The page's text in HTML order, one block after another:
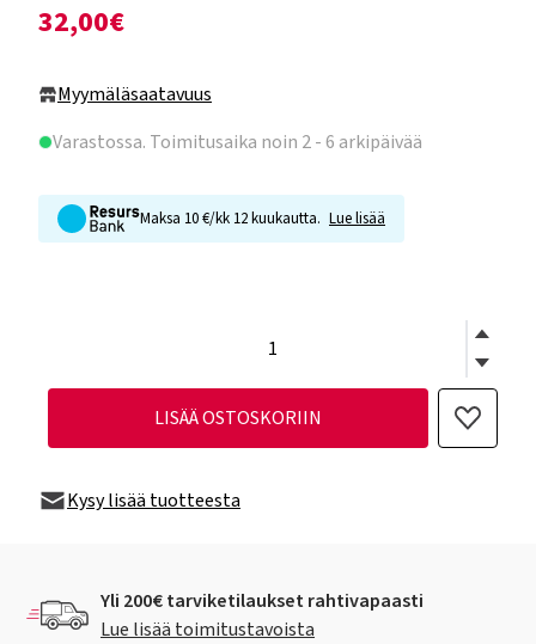
32,00€
Myymäläsaatavuus
Varastossa. Toimitusaika noin 2 - 6 arkipäivää
Maksa 10 €/kk 12 kuukautta. Lue lisää
LISÄÄ OSTOSKORIIN
Kysy lisää tuotteesta
Yli 200€ tarviketilaukset rahtivapaasti
Lue lisää toimitustavoista